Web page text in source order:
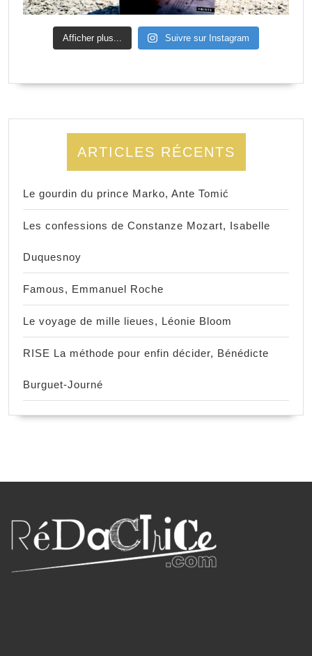
Afficher plus... Suivre sur Instagram
ARTICLES RÉCENTS
Le gourdin du prince Marko, Ante Tomić
Les confessions de Constanze Mozart, Isabelle
Duquesnoy
Famous, Emmanuel Roche
Le voyage de mille lieues, Léonie Bloom
RISE La méthode pour enfin décider, Bénédicte
Burguet-Journé